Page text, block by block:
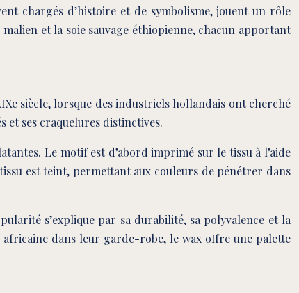
chargés d’histoire et de symbolisme, jouent un rôle
et la soie sauvage éthiopienne, chacun apportant
siècle, lorsque des industriels hollandais ont cherché
ses craquelures distinctives.
Le motif est d’abord imprimé sur le tissu à l’aide
est teint, permettant aux couleurs de pénétrer dans
s’explique par sa durabilité, sa polyvalence et la
dans leur garde-robe, le wax offre une palette